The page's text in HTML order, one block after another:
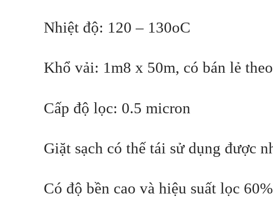
Nhiệt độ: 120 – 130oC
Khổ vải: 1m8 x 50m, có bán lẻ
Cấp độ lọc: 0.5 micron
Giặt sạch có thế tái sử dụng được
Có độ bền cao và hiệu suất lọc